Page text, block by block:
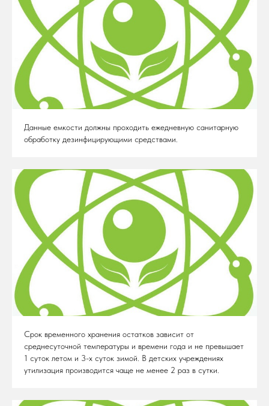
Данные емкости должны проходить ежедневную санитарную
обработку дезинфицирующими средствами.
Срок временного хранения остатков зависит от
среднесуточной температуры и времени года и не превышает
1 суток летом и 3-х суток зимой. В детских учреждениях
утилизация производится чаще не менее 2 раз в сутки.